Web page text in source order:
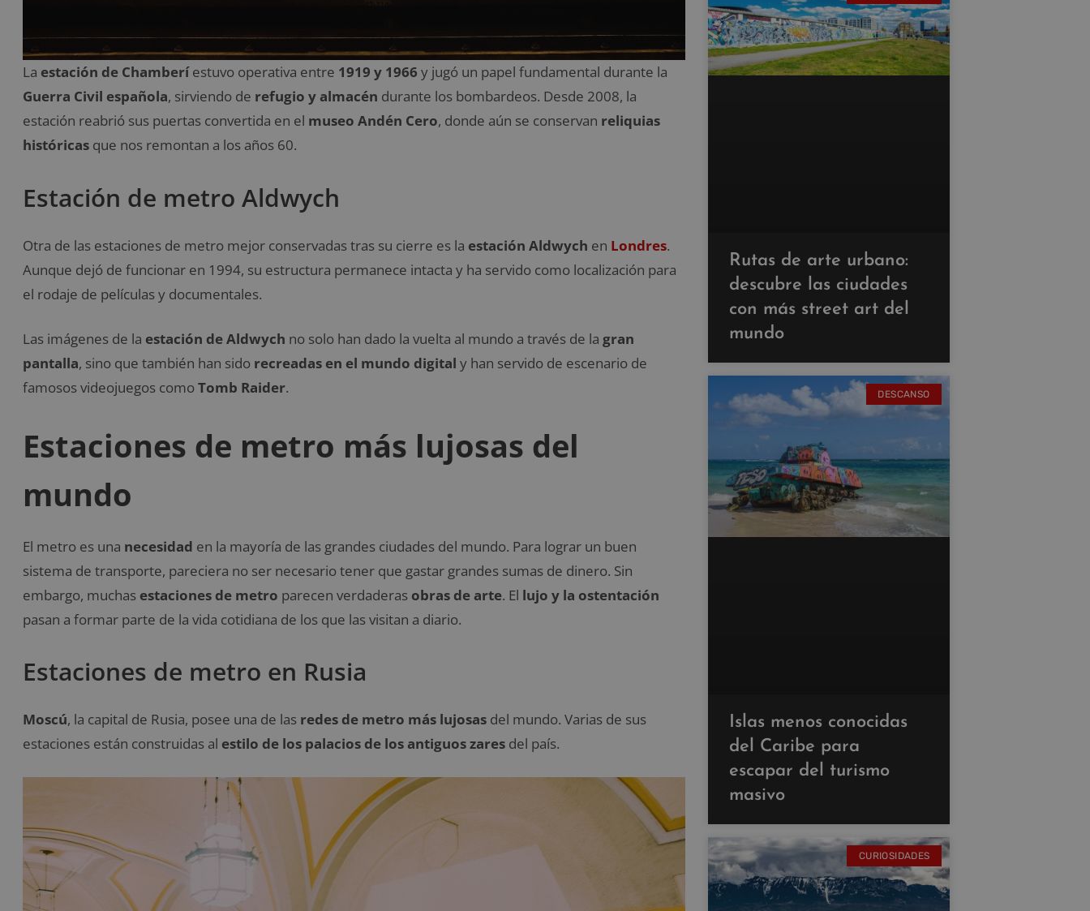
La estación de Chamberíestuvo operativa entre 1919 y 1966 y jugó un papel fundamental durante la
Guerra Civil española, sirviendo de refugio y almacén durante los bombardeos. Desde 2008, la
estación reabrió sus puertas convertida en el museo Andén Cero, donde aún se conservan reliquias
históricas que nos remontan a los años 60.
Estación de metro Aldwych
Otra de las estaciones de metro mejor conservadas tras su cierre es la estación Aldwych en Londres.
Aunque dejó de funcionar en 1994, su estructura permanece intacta y ha servido como localización para
el rodaje de películas y documentales.
Las imágenes de la estación de Aldwych no solo han dado la vuelta al mundo a través de la gran
pantalla, sino que también han sido recreadas en el mundo digital y han servido de escenario de
famosos videojuegos comoTomb Raider.
Estaciones de metro más lujosas del
mundo
El metro es una necesidad en la mayoría de las grandes ciudades del mundo. Para lograr un buen
sistema de transporte, pareciera no ser necesario tener que gastar grandes sumas de dinero. Sin
embargo, muchas estaciones de metro parecen verdaderas obras de arte. El lujo y la ostentación
pasan a formar parte de la vida cotidiana de los que las visitan a diario.
Estaciones de metro en Rusia
Moscú, la capital de Rusia, posee una de las redes de metro más lujosas del mundo. Varias de sus
estaciones están construidas al estilo de los palacios de los antiguos zares del país.
Rutas de arte urbano:
descubre las ciudades
con más street art del
mundo
DESCANSO
Islas menos conocidas
del Caribe para
escapar del turismo
masivo
CURIOSIDADES